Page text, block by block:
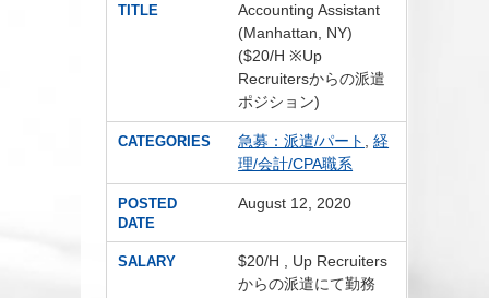
TITLE
Accounting Assistant
(Manhattan, NY)
($20/H ※Up
Recruitersからの派遣
ポジション)
CATEGORIES 急募：派遣/パート ,経
理/会計/CPA職系
POSTED
DATE
August 12, 2020
SALARY
$20/H , Up Recruiters
からの派遣にて勤務